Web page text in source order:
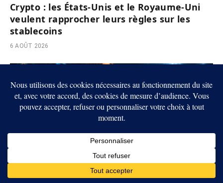
Crypto : les États-Unis et le Royaume-Uni
veulent rapprocher leurs règles sur les
stablecoins
6 AOÛT 2026